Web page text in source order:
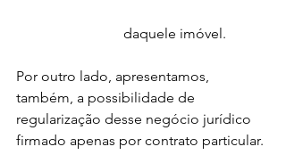
			daquele imóvel.
Por outro lado, apresentamos,
também, a possibilidade de
regularização desse negócio jurídico
firmado apenas por contrato particular.